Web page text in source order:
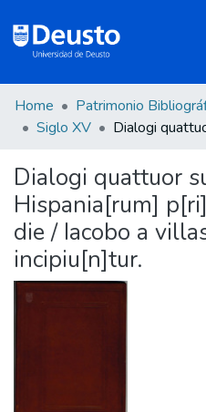
Communities & Collections
All of DSpace
Statistics
Home Patrimonio
Siglo XV
Dialogi quattuor
Hispania[rum]
die / Iacobo a
incipiu[n]tur.